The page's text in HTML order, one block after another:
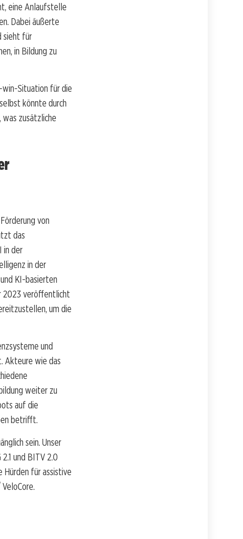
eine Anlaufstelle
Dabei äußerte
sieht für
in Bildung zu
win-Situation für die
könnte durch
was zusätzliche
von
das
in der
in der
KI-basierten
2023 veröffentlicht
um die
und
Akteure wie das
weiter zu
auf die
betrifft.
sein. Unser
und BITV 2.0
für assistive